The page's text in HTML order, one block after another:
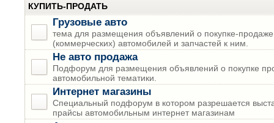
КУПИТЬ-ПРОДАТЬ
Грузовые авто
тема для размещения объявлений о покупке-продаже
(коммерческих) автомобилей и запчастей к ним.
Не авто продажа
Подфорум для размещения объявлений о покупке
автомобильной тематики.
Интернет магазины
Специальный подфорум в котором разрешается
прайсы автомобильным интернет магазинам